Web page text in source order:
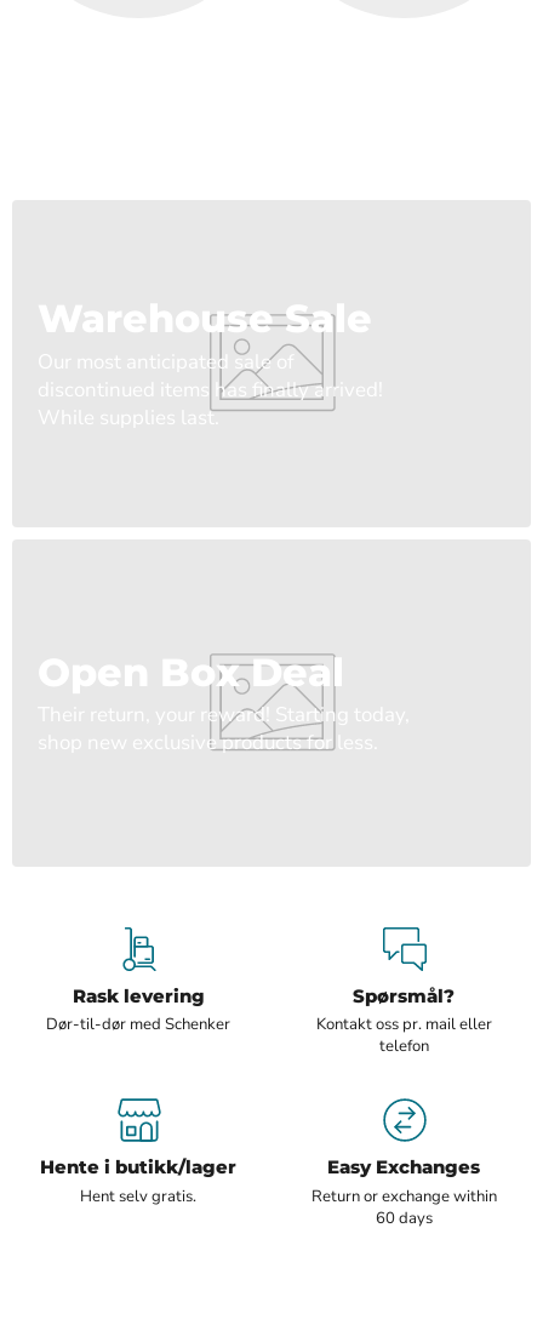
Warehouse Sale
Our most anticipated sale of
discontinued items has finally arrived!
While supplies last.
Open Box Deal
Their return, your reward! Starting today,
shop new exclusive products for less.
Rask levering
Dør-til-dør med Schenker
Spørsmål?
Kontakt oss pr. mail eller
telefon
Hente i butikk/lager
Hent selv gratis.
Easy Exchanges
Return or exchange within
60 days